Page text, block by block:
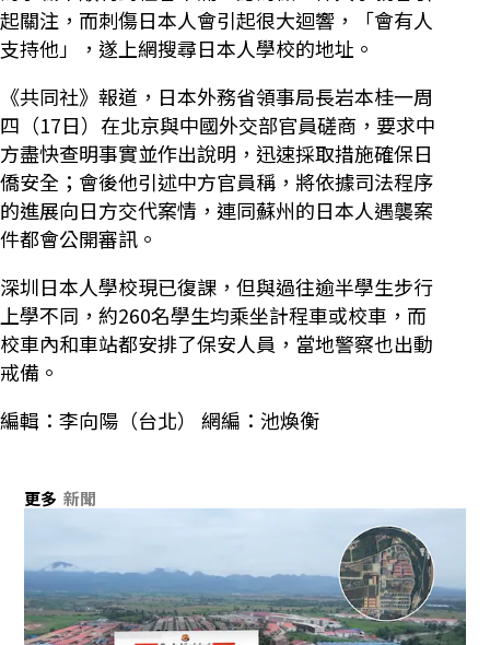
起關注，而刺傷日本人會引起很大迴響，「會有人
支持他」，遂上網搜尋日本人學校的地址。
《共同社》報道，日本外務省領事局長岩本桂一周
四（17日）在北京與中國外交部官員磋商，要求中
方盡快查明事實並作出說明，迅速採取措施確保日
僑安全；會後他引述中方官員稱，將依據司法程序
的進展向日方交代案情，連同蘇州的日本人遇襲案
件都會公開審訊。
深圳日本人學校現已復課，但與過往逾半學生步行
上學不同，約260名學生均乘坐計程車或校車，而
校車內和車站都安排了保安人員，當地警察也出動
戒備。
編輯：李向陽（台北） 網編：池煥衡
更多 新聞